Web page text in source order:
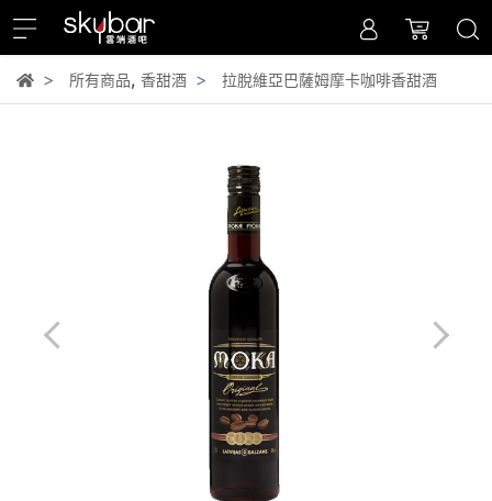
所有商品, 香甜酒 拉脫維亞巴薩姆摩卡咖啡香甜酒